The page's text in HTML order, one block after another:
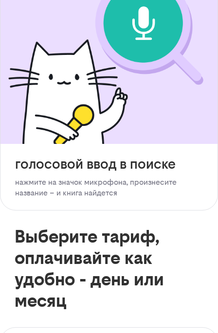
голосовой ввод в поиске
нажмите на значок микрофона, произнесите
название – и книга найдется
Выберите тариф,
оплачивайте как
удобно - день или
месяц